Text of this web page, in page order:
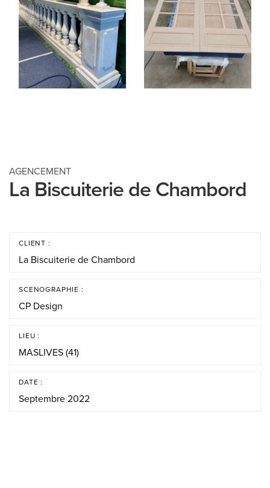
AGENCEMENT
La Biscuiterie de Chambord
CLIENT :
La Biscuiterie de Chambord
SCENOGRAPHIE :
CP Design
LIEU :
MASLIVES (41)
DATE :
Septembre 2022